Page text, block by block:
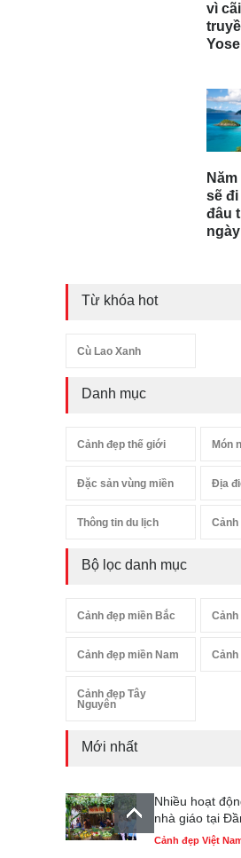
vì
sẽ
đâu
Từ khóa hot
Cù Lao Xanh
Danh mục
Cảnh đẹp thế giới Món
Đặc sản vùng miền Địa
Thông tin du lịch Cảnh
Bộ lọc danh mục
Cảnh đẹp miền Bắc Cảnh
Cảnh đẹp miền Nam Cảnh
Cảnh đẹp Tây
Nguyên
Mới nhất
Nhiều hoạt
nhà giáo tại
Cảnh đẹp Việt